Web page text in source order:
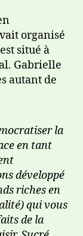
organisé
situé à
Gabrielle
autant de
la
en tant
développé
riches en
qui vous
de la